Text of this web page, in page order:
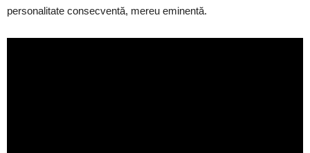
personalitate consecventă, mereu eminentă.